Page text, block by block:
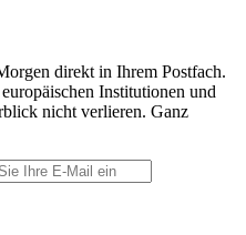
direkt in Ihrem Postfach.
Institutionen und
nicht verlieren. Ganz